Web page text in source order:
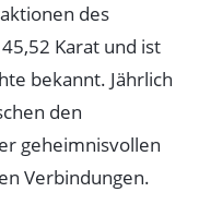
des
Karat und ist
bekannt. Jährlich
den
geheimnisvollen
Verbindungen.